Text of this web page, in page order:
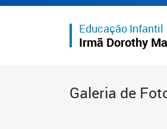
Educação Infantil
Irmã Dorothy
Galeria de